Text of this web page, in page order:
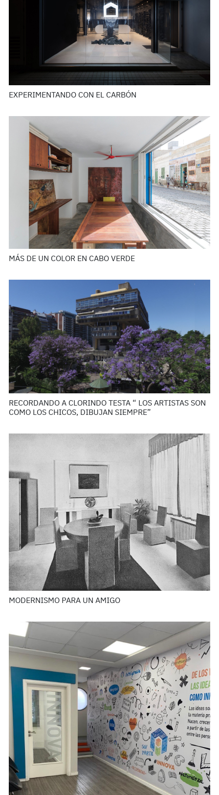
EXPERIMENTANDO CON EL CARBÓN
MÁS DE UN COLOR EN CABO VERDE
RECORDANDO A CLORINDO TESTA “ LOS ARTISTAS SON
COMO LOS CHICOS, DIBUJAN SIEMPRE”
MODERNISMO PARA UN AMIGO